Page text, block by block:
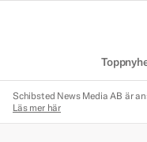
Schibsted News Media AB är
Läs mer här